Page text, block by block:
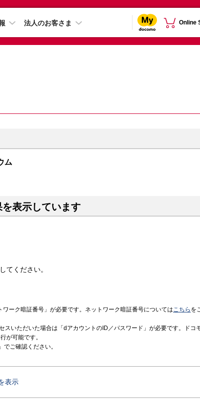
法人のお客さま Online
ム
表示しています
てください。
ーク暗証番号」が必要です。ネットワーク暗証番号についてはこちら を
スいただいた場合は「dアカウントのID／パスワード」が必要です。ドコ
が可能です。
」でご確認ください。
表示